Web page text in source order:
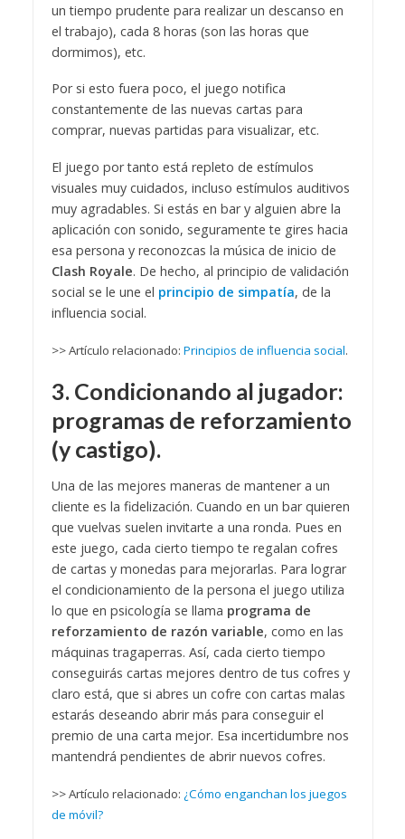
un tiempo prudente para realizar un descanso en
el trabajo), cada 8 horas (son las horas que
dormimos), etc.
Por si esto fuera poco, el juego notifica
constantemente de las nuevas cartas para
comprar, nuevas partidas para visualizar, etc.
El juego por tanto está repleto de estímulos
visuales muy cuidados, incluso estímulos auditivos
muy agradables. Si estás en bar y alguien abre la
aplicación con sonido, seguramente te gires hacia
esa persona y reconozcas la música de inicio de
Clash Royale. De hecho, al principio de validación
social se le une el principio de simpatía, de la
influencia social.
>> Artículo relacionado: Principios de influencia social.
3. Condicionando al jugador:
programas de reforzamiento
(y castigo).
Una de las mejores maneras de mantener a un
cliente es la fidelización. Cuando en un bar quieren
que vuelvas suelen invitarte a una ronda. Pues en
este juego, cada cierto tiempo te regalan cofres
de cartas y monedas para mejorarlas. Para lograr
el condicionamiento de la persona el juego utiliza
lo que en psicología se llama programa de
reforzamiento de razón variable, como en las
máquinas tragaperras. Así, cada cierto tiempo
conseguirás cartas mejores dentro de tus cofres y
claro está, que si abres un cofre con cartas malas
estarás deseando abrir más para conseguir el
premio de una carta mejor. Esa incertidumbre nos
mantendrá pendientes de abrir nuevos cofres.
>> Artículo relacionado: ¿Cómo enganchan los juegos
de móvil?